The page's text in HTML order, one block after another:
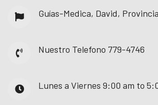
Guías-Medica, David,
Nuestro Telefono 779-4746
Lunes a Viernes 9:00 am to